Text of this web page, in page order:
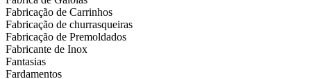
Fabricação de Carrinhos
Fabricação de churrasqueiras
Fabricação de Premoldados
Fabricante de Inox
Fantasias
Fardamentos